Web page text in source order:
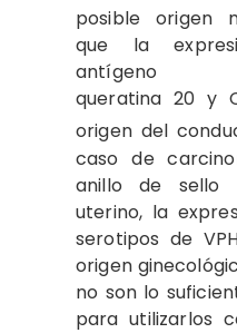
posible origen
que la
antígeno
queratina 20 y
origen del
caso de
anillo de sello
uterino, la
serotipos de
origen
no son lo
para utilizarlos